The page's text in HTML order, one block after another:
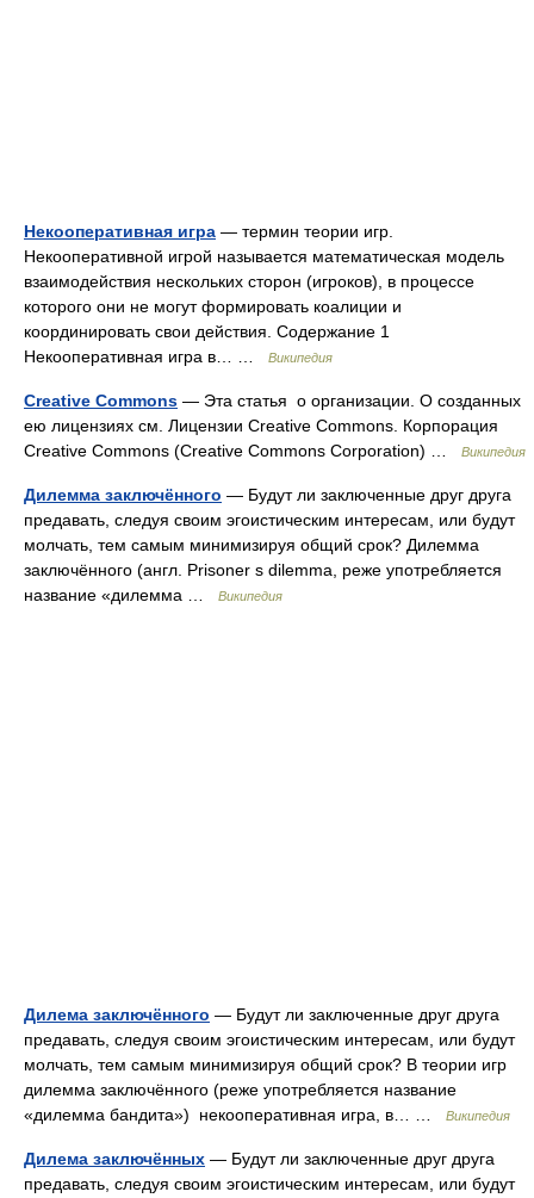
Некооперативная игра — термин теории игр.
Некооперативной игрой называется математическая модель
взаимодействия нескольких сторон (игроков), в процессе
которого они не могут формировать коалиции и
координировать свои действия. Содержание 1
Некооперативная игра в… …
Википедия
Creative Commons — Эта статья о организации. О созданных
ею лицензиях см. Лицензии Creative Commons. Корпорация
Creative Commons (Creative Commons Corporation) …
Википедия
Дилемма заключённого — Будут ли заключенные друг друга
предавать, следуя своим эгоистическим интересам, или будут
молчать, тем самым минимизируя общий срок? Дилемма
заключённого (англ. Prisoner s dilemma, реже употребляется
название «дилемма …
Википедия
Дилема заключённого — Будут ли заключенные друг друга
предавать, следуя своим эгоистическим интересам, или будут
молчать, тем самым минимизируя общий срок? В теории игр
дилемма заключённого (реже употребляется название
«дилемма бандита») некооперативная игра, в… …
Википедия
Дилема заключённых — Будут ли заключенные друг друга
предавать, следуя своим эгоистическим интересам, или будут